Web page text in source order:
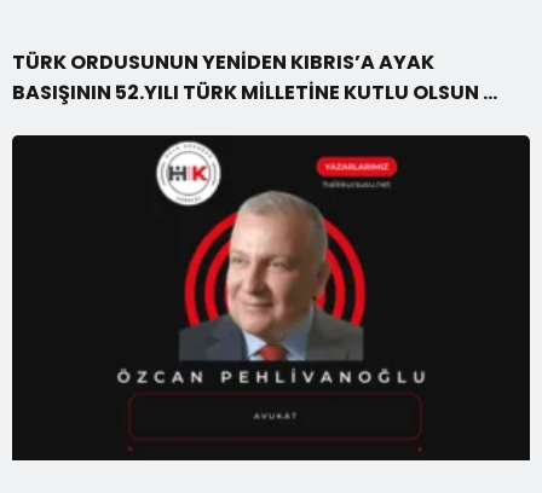
TÜRK ORDUSUNUN YENİDEN KIBRIS’A AYAK
BASIŞININ 52.YILI TÜRK MİLLETİNE KUTLU OLSUN …